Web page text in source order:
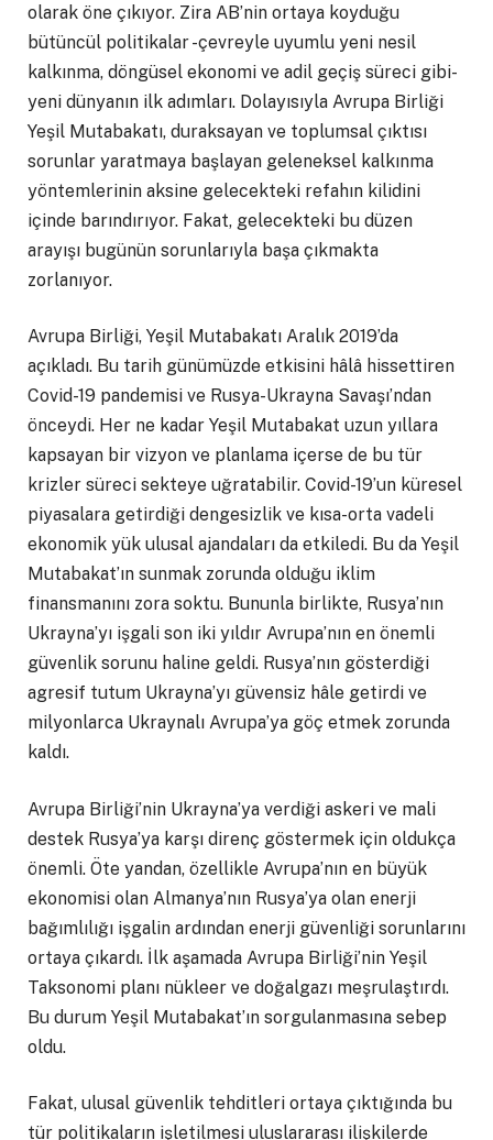
olarak öne çıkıyor. Zira AB’nin ortaya koyduğu
bütüncül politikalar -çevreyle uyumlu yeni nesil
kalkınma, döngüsel ekonomi ve adil geçiş süreci gibi-
yeni dünyanın ilk adımları. Dolayısıyla Avrupa Birliği
Yeşil Mutabakatı, duraksayan ve toplumsal çıktısı
sorunlar yaratmaya başlayan geleneksel kalkınma
yöntemlerinin aksine gelecekteki refahın kilidini
içinde barındırıyor. Fakat, gelecekteki bu düzen
arayışı bugünün sorunlarıyla başa çıkmakta
zorlanıyor.
Avrupa Birliği, Yeşil Mutabakatı Aralık 2019’da
açıkladı. Bu tarih günümüzde etkisini hâlâ hissettiren
Covid-19 pandemisi ve Rusya-Ukrayna Savaşı’ndan
önceydi. Her ne kadar Yeşil Mutabakat uzun yıllara
kapsayan bir vizyon ve planlama içerse de bu tür
krizler süreci sekteye uğratabilir. Covid-19’un küresel
piyasalara getirdiği dengesizlik ve kısa-orta vadeli
ekonomik yük ulusal ajandaları da etkiledi. Bu da Yeşil
Mutabakat’ın sunmak zorunda olduğu iklim
finansmanını zora soktu. Bununla birlikte, Rusya’nın
Ukrayna’yı işgali son iki yıldır Avrupa’nın en önemli
güvenlik sorunu haline geldi. Rusya’nın gösterdiği
agresif tutum Ukrayna’yı güvensiz hâle getirdi ve
milyonlarca Ukraynalı Avrupa’ya göç etmek zorunda
kaldı.
Avrupa Birliği’nin Ukrayna’ya verdiği askeri ve mali
destek Rusya’ya karşı direnç göstermek için oldukça
önemli. Öte yandan, özellikle Avrupa’nın en büyük
ekonomisi olan Almanya’nın Rusya’ya olan enerji
bağımlılığı işgalin ardından enerji güvenliği sorunlarını
ortaya çıkardı. İlk aşamada Avrupa Birliği’nin Yeşil
Taksonomi planı nükleer ve doğalgazı meşrulaştırdı.
Bu durum Yeşil Mutabakat’ın sorgulanmasına sebep
oldu.
Fakat, ulusal güvenlik tehditleri ortaya çıktığında bu
tür politikaların işletilmesi uluslararası ilişkilerde